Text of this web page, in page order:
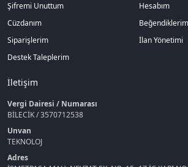
Şifremi Unuttum
Hesabım
Cüzdanım
Beğendiklerim
Siparişlerim
İlan Yönetimi
Destek Taleplerim
İletişim
Vergi Dairesi / Numarası
BİLECİK / 3570712538
Unvan
TEKNOLOJ
Adres